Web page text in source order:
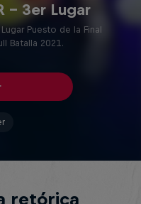
– 3er Lugar
Puesto de la Final
Batalla 2021.
retórica